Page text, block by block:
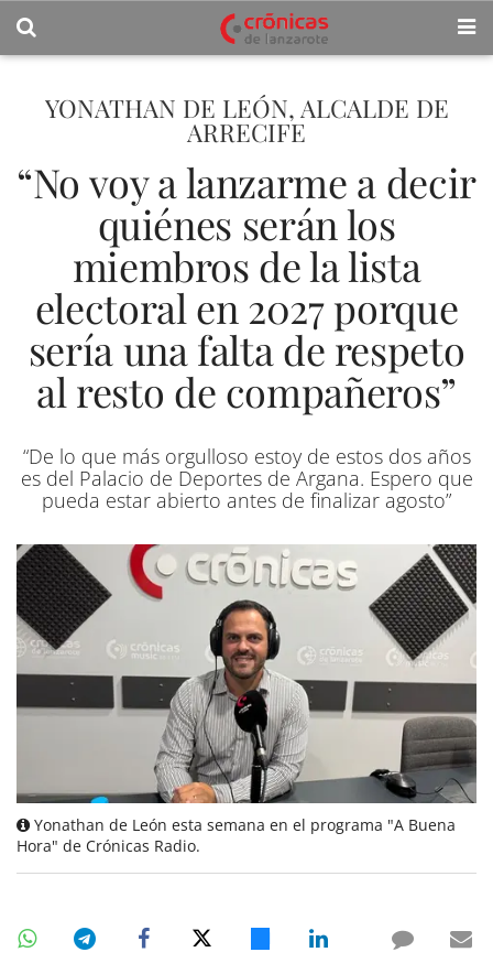
YONATHAN DE LEÓN, ALCALDE DE
ARRECIFE
“No voy a lanzarme a decir
quiénes serán los
miembros de la lista
electoral en 2027 porque
sería una falta de respeto
al resto de compañeros”
“De lo que más orgulloso estoy de estos dos años
es del Palacio de Deportes de Argana. Espero que
pueda estar abierto antes de finalizar agosto”
Yonathan de León esta semana en el programa "A Buena
Hora" de Crónicas Radio.